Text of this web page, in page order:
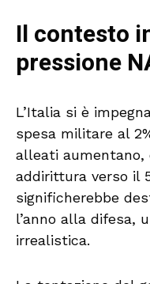
Il contesto
pressione
L’Italia si è
spesa militare al
alleati aumentano,
addirittura verso il
significherebbe
l’anno alla difesa,
irrealistica.